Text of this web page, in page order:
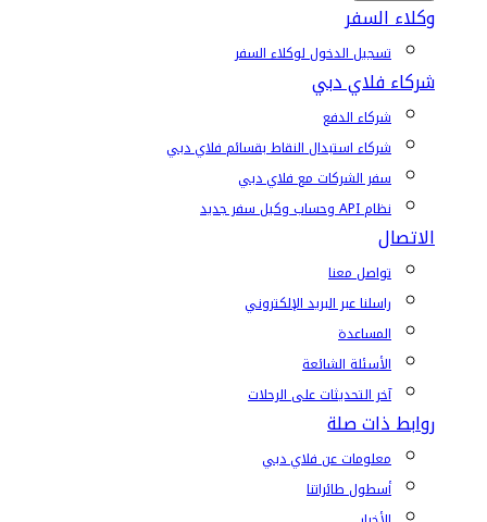
وكلاء السفر
تسجيل الدخول لوكلاء السفر
شركاء فلاي دبي
شركاء الدفع
شركاء استبدال النقاط بقسائم فلاي دبي
سفر الشركات مع فلاي دبي
نظام API وحساب وكيل سفر جديد
الاتصال
تواصل معنا
راسلنا عبر البريد الإلكتروني
المساعدة
الأسئلة الشائعة
آخر التحديثات على الرحلات
روابط ذات صلة
معلومات عن فلاي دبي
أسطول طائراتنا